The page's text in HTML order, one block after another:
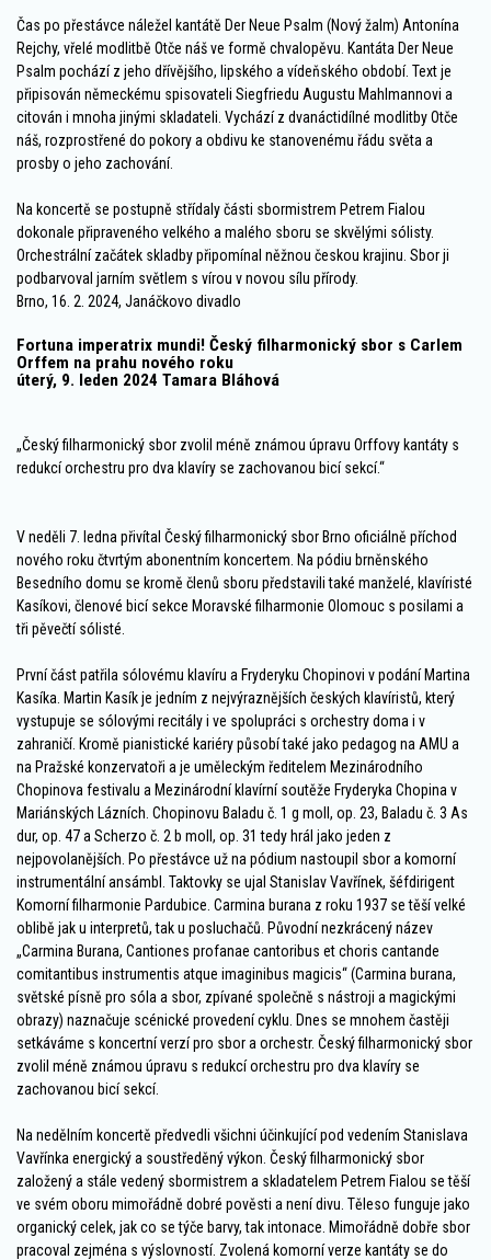
Čas po přestávce náležel kantátě Der Neue Psalm (Nový žalm) Antonína
Rejchy, vřelé modlitbě Otče náš ve formě chvalopěvu. Kantáta Der Neue
Psalm pochází z jeho dřívějšího, lipského a vídeňského období. Text je
připisován německému spisovateli Siegfriedu Augustu Mahlmannovi a
citován i mnoha jinými skladateli. Vychází z dvanáctidílné modlitby Otče
náš, rozprostřené do pokory a obdivu ke stanovenému řádu světa a
prosby o jeho zachování.
Na koncertě se postupně střídaly části sbormistrem Petrem Fialou
dokonale připraveného velkého a malého sboru se skvělými sólisty.
Orchestrální začátek skladby připomínal něžnou českou krajinu. Sbor ji
podbarvoval jarním světlem s vírou v novou sílu přírody.
Brno, 16. 2. 2024, Janáčkovo divadlo
Fortuna imperatrix mundi! Český filharmonický sbor s Carlem
Orffem na prahu nového roku
úterý, 9. leden 2024 Tamara Bláhová
„Český filharmonický sbor zvolil méně známou úpravu Orffovy kantáty s
redukcí orchestru pro dva klavíry se zachovanou bicí sekcí.“
V neděli 7. ledna přivítal Český filharmonický sbor Brno oficiálně příchod
nového roku čtvrtým abonentním koncertem. Na pódiu brněnského
Besedního domu se kromě členů sboru představili také manželé, klavíristé
Kasíkovi, členové bicí sekce Moravské filharmonie Olomouc s posilami a
tři pěvečtí sólisté.
První část patřila sólovému klavíru a Fryderyku Chopinovi v podání Martina
Kasíka. Martin Kasík je jedním z nejvýraznějších českých klavíristů, který
vystupuje se sólovými recitály i ve spolupráci s orchestry doma i v
zahraničí. Kromě pianistické kariéry působí také jako pedagog na AMU a
na Pražské konzervatoři a je uměleckým ředitelem Mezinárodního
Chopinova festivalu a Mezinárodní klavírní soutěže Fryderyka Chopina v
Mariánských Lázních. Chopinovu Baladu č. 1 g moll, op. 23, Baladu č. 3 As
dur, op. 47 a Scherzo č. 2 b moll, op. 31 tedy hrál jako jeden z
nejpovolanějších. Po přestávce už na pódium nastoupil sbor a komorní
instrumentální ansámbl. Taktovky se ujal Stanislav Vavřínek, šéfdirigent
Komorní filharmonie Pardubice. Carmina burana z roku 1937 se těší velké
oblibě jak u interpretů, tak u posluchačů. Původní nezkrácený název
„Carmina Burana, Cantiones profanae cantoribus et choris cantande
comitantibus instrumentis atque imaginibus magicis“ (Carmina burana,
světské písně pro sóla a sbor, zpívané společně s nástroji a magickými
obrazy) naznačuje scénické provedení cyklu. Dnes se mnohem častěji
setkáváme s koncertní verzí pro sbor a orchestr. Český filharmonický sbor
zvolil méně známou úpravu s redukcí orchestru pro dva klavíry se
zachovanou bicí sekcí.
Na nedělním koncertě předvedli všichni účinkující pod vedením Stanislava
Vavřínka energický a soustředěný výkon. Český filharmonický sbor
založený a stále vedený sbormistrem a skladatelem Petrem Fialou se těší
ve svém oboru mimořádně dobré pověsti a není divu. Těleso funguje jako
organický celek, jak co se týče barvy, tak intonace. Mimořádně dobře sbor
pracoval zejména s výslovností. Zvolená komorní verze kantáty se do